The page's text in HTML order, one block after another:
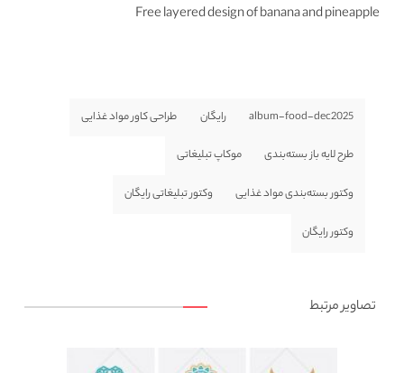
Free layered design of banana and pineapple
album-food-dec2025 رایگان طراحی کاور مواد غذایی
طرح لایه باز بسته‌بندی موکاپ تبلیغاتی
وکتور بسته‌بندی مواد غذایی وکتور تبلیغاتی رایگان
وکتور رایگان
تصاویر مرتبط